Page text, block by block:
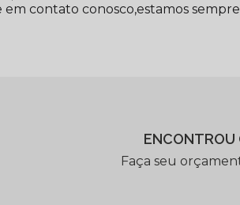
contato conosco,estamos
ENCONTROU
Faça seu